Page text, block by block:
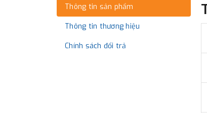
Thông tin sản phẩm
Thông tin thương hiệu
Chính sách đổi trả